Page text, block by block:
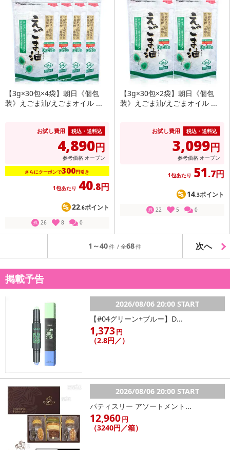
【3g×30包×4袋】朝日《個包
装》えごま油/えごまオイル ...
お試し費用 税込・送料込
4,890円
参考価格 オープン
さらにクーポンで300円引き
1包あたり 40.8円
22.6ポイント
残 26 8 0
【3g×30包×2袋】朝日《個包
装》えごま油/えごまオイル ...
お試し費用 税込・送料込
3,099円
参考価格 オープン
1包あたり 51.7円
14.3ポイント
残 22 5 0
1～40 68 次へ
掲載予告
2026/08/06 20:00 START
【#04グリーン+ブルー】D...
1,373円
（2.8円／）
2026/08/06 20:00 START
パティスリー アソートメント...
12,960円
（3240円／箱）